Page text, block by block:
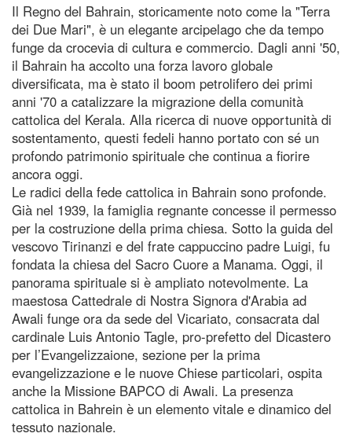
Il Regno del Bahrain, storicamente noto come la "Terra
dei Due Mari", è un elegante arcipelago che da tempo
funge da crocevia di cultura e commercio. Dagli anni '50,
il Bahrain ha accolto una forza lavoro globale
diversificata, ma è stato il boom petrolifero dei primi
anni '70 a catalizzare la migrazione della comunità
cattolica del Kerala. Alla ricerca di nuove opportunità di
sostentamento, questi fedeli hanno portato con sé un
profondo patrimonio spirituale che continua a fiorire
ancora oggi.
Le radici della fede cattolica in Bahrain sono profonde.
Già nel 1939, la famiglia regnante concesse il permesso
per la costruzione della prima chiesa. Sotto la guida del
vescovo Tirinanzi e del frate cappuccino padre Luigi, fu
fondata la chiesa del Sacro Cuore a Manama. Oggi, il
panorama spirituale si è ampliato notevolmente. La
maestosa Cattedrale di Nostra Signora d'Arabia ad
Awali funge ora da sede del Vicariato, consacrata dal
cardinale Luis Antonio Tagle, pro-prefetto del Dicastero
per l’Evangelizzaione, sezione per la prima
evangelizzazione e le nuove Chiese particolari, ospita
anche la Missione BAPCO di Awali. La presenza
cattolica in Bahrein è un elemento vitale e dinamico del
tessuto nazionale.